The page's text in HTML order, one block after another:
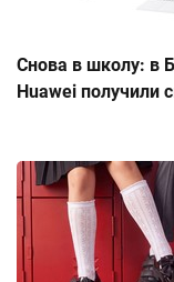
Снова в школу: в
Huawei получили